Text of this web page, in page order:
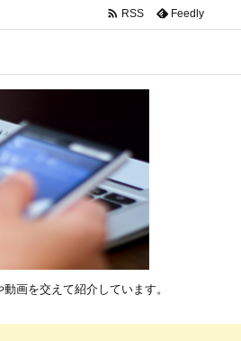
 RSS Feedly
画を交えて紹介しています。